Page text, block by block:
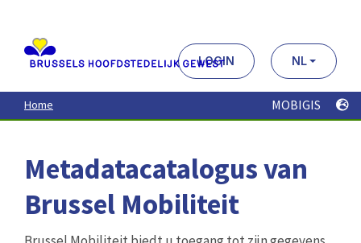
contenu
principal
LOGIN NL
Home MOBIGIS
Metadatacatalogus van
Brussel Mobiliteit